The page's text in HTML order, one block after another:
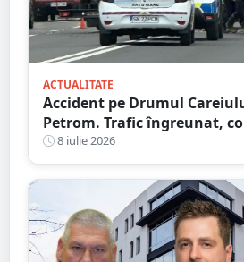
ACTUALITATE
Accident pe Drumul
Petrom. Trafic îngreunat,
spre Auchan
8 iulie 2026